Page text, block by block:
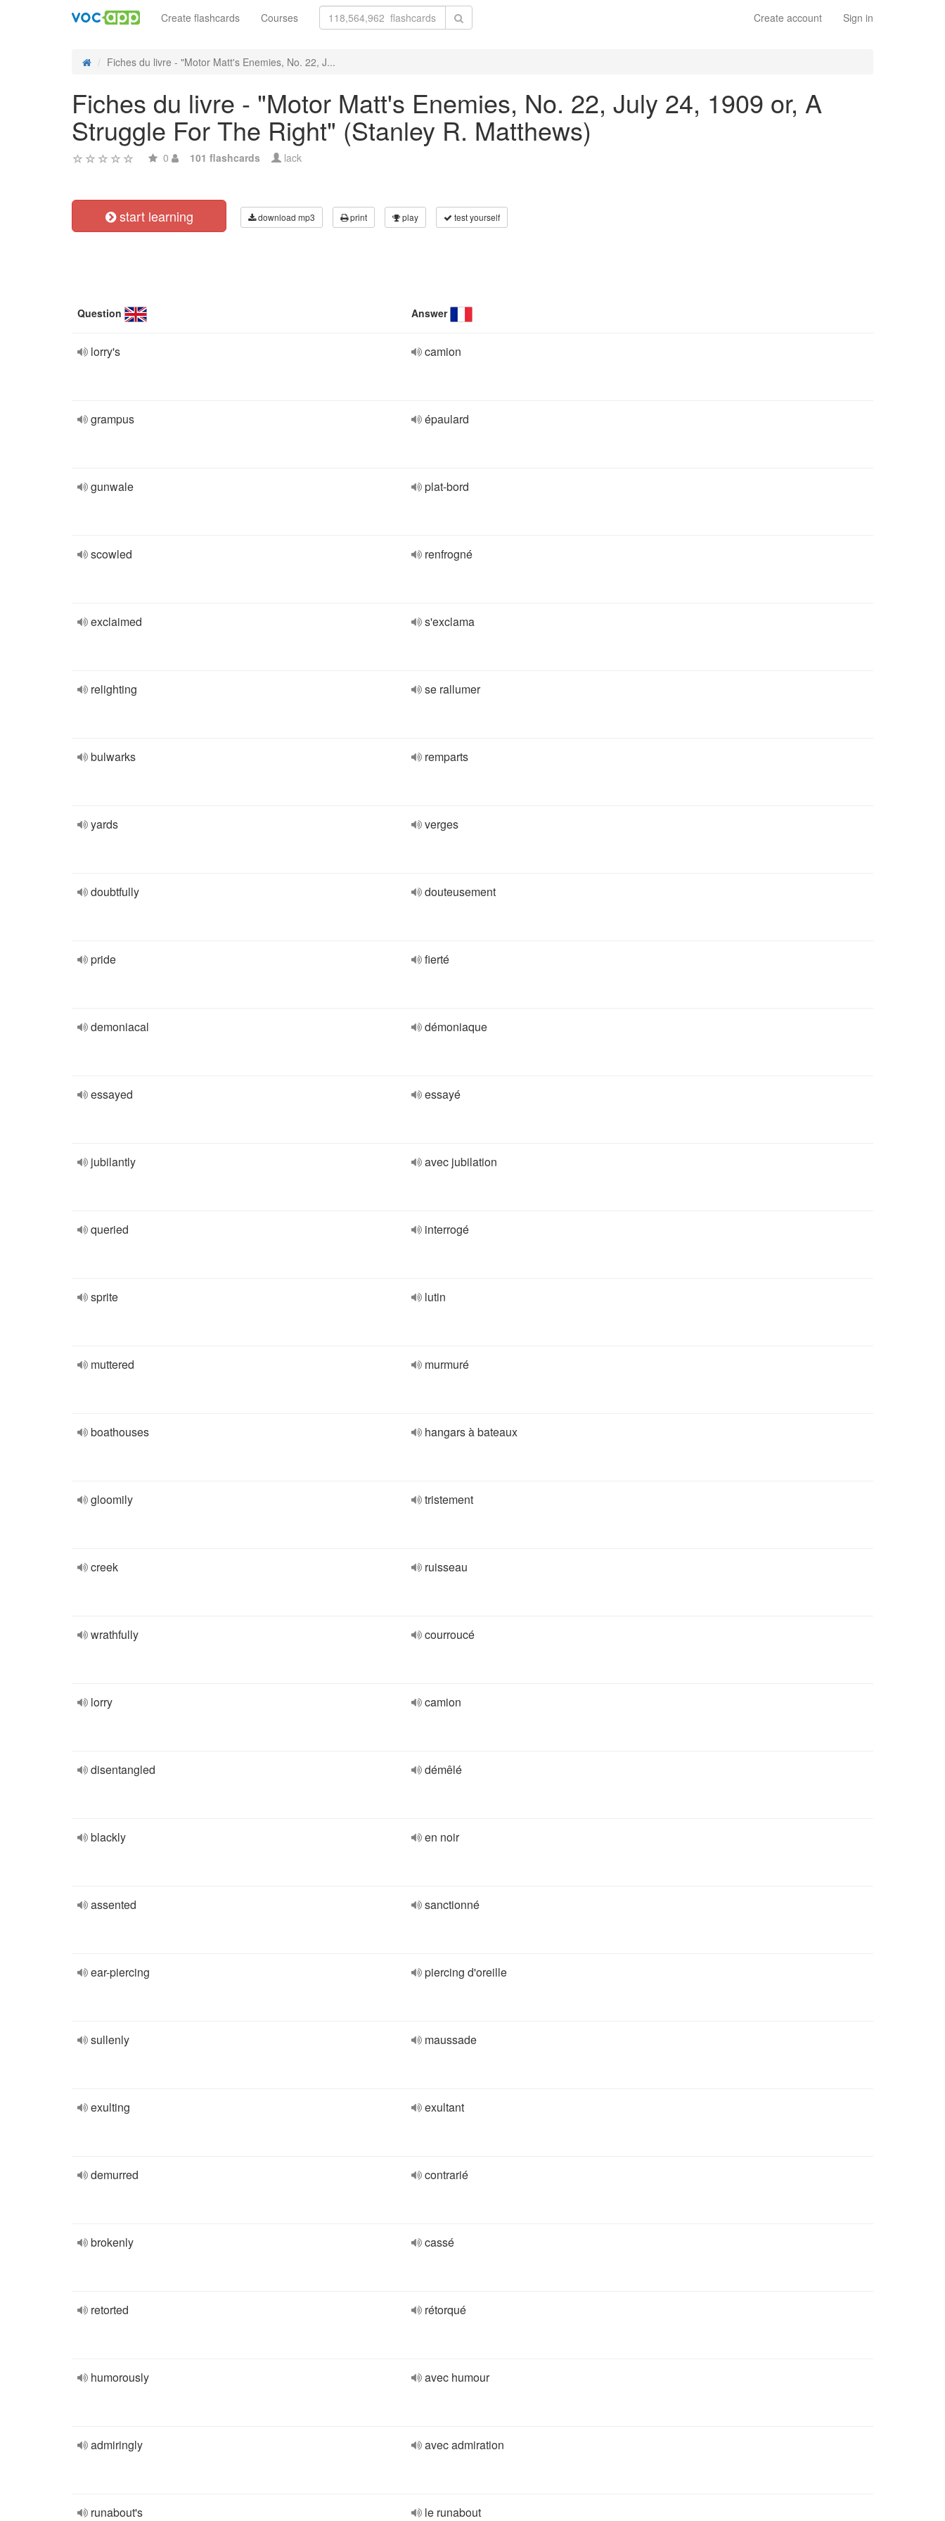
Create account Sign in
Create flashcards Courses
Fiches du livre - "Motor Matt's Enemies, No. 22, J...
Fiches du livre - "Motor Matt's Enemies, No. 22, July 24, 1909 or, A
Struggle For The Right" (Stanley R. Matthews)
0 101 flashcards lack
start learning download mp3 print play test yourself
Question Answer
lorry's camion
grampus épaulard
gunwale plat-bord
scowled renfrogné
exclaimed s'exclama
relighting se rallumer
bulwarks remparts
yards verges
doubtfully douteusement
pride fierté
demoniacal démoniaque
essayed essayé
jubilantly avec jubilation
queried interrogé
sprite lutin
muttered murmuré
boathouses hangars à bateaux
gloomily tristement
creek ruisseau
wrathfully courroucé
lorry camion
disentangled démêlé
blackly en noir
assented sanctionné
ear-piercing piercing d'oreille
sullenly maussade
exulting exultant
demurred contrarié
brokenly cassé
retorted rétorqué
humorously avec humour
admiringly avec admiration
runabout's le runabout